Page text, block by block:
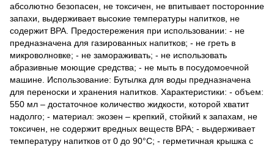
абсолютно безопасен, не токсичен, не впитывает посторонние
запахи, выдерживает высокие температуры напитков, не
содержит BPA. Предостережения при использовании: - не
предназначена для газированных напитков; - не греть в
микроволновке; - не замораживать; - не использовать
абразивные моющие средства; - не мыть в посудомоечной
машине. Использование: Бутылка для воды предназначена
для переноски и хранения напитков. Характеристики: - объем:
550 мл – достаточное количество жидкости, которой хватит
надолго; - материал: экозен – крепкий, стойкий к запахам, не
токсичен, не содержит вредных веществ BPA; - выдерживает
температуру напитков от 0 до 90°С; - герметичная крышка с